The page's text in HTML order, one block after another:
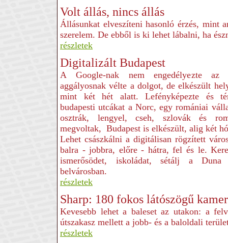
Volt állás, nincs állás
Állásunkat elveszíteni hasonló érzés, mint
szerelem. De ebből is ki lehet lábalni, ha
részletek
Digitalizált Budapest
A Google-nak nem engedélyezte az
aggályosnak vélte a dolgot, de elkészült
mint két hét alatt. Lefényképezte és
budapesti utcákat a Norc, egy romániai
osztrák, lengyel, cseh, szlovák és
megvoltak, Budapest is elkészült, alig két
Lehet császkálni a digitálisan rögzített
balra - jobbra, előre - hátra, fel és le.
ismerősödet, iskoládat, sétálj a
belvárosban.
részletek
Sharp: 180 fokos látószögű
Kevesebb lehet a baleset az utakon: a
útszakasz mellett a jobb- és a baloldali
részletek